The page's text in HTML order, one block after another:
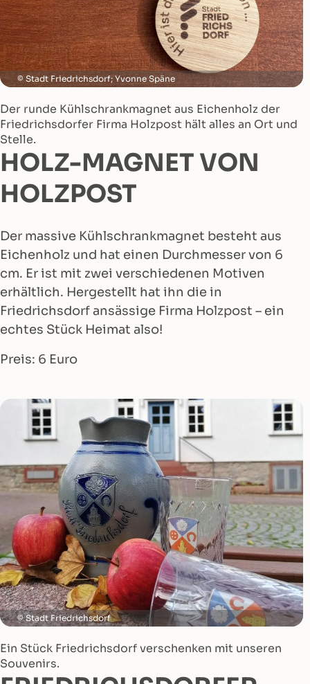
Stadt Friedrichsdorf; Yvonne Späne
Der runde Kühlschrankmagnet aus Eichenholz der
Friedrichsdorfer Firma Holzpost hält alles an Ort und
Stelle.
HOLZ-MAGNET VON
HOLZPOST
Der massive Kühlschrankmagnet besteht aus
Eichenholz und hat einen Durchmesser von 6
cm. Er ist mit zwei verschiedenen Motiven
erhältlich. Hergestellt hat ihn die in
Friedrichsdorf ansässige Firma Holzpost – ein
echtes Stück Heimat also!
Preis: 6 Euro
Stadt Friedrichsdorf
Ein Stück Friedrichsdorf verschenken mit unseren
Souvenirs.